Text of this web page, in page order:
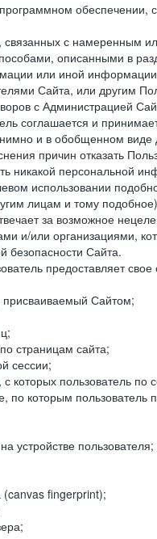
связанных с намеренным
описанными в
или иной
Сайта, или другим
с Администрацией
соглашается и
и в обобщенном виде
причин отказать
никакой персональной
использовании
лицам и тому
за возможное
и/или организациями,
Сайта.
предоставляет
Сайтом;
страницам сайта;
сессии;
которых пользователь по
по которым пользователь
устройстве пользователя;
fingerprint);